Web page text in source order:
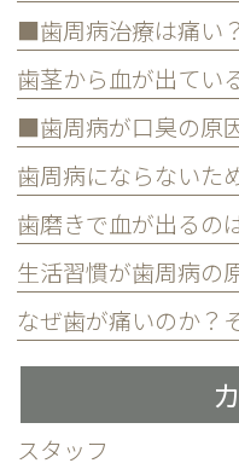
歯茎から血が出てい
歯周病にならないた
歯磨きで血が出るの
なぜ歯が痛いのか？
スタッフ